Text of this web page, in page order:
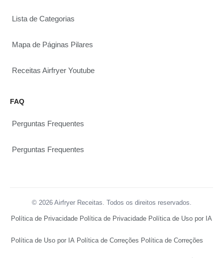
Lista de Categorias
Mapa de Páginas Pilares
Receitas Airfryer Youtube
FAQ
Perguntas Frequentes
Perguntas Frequentes
© 2026 Airfryer Receitas. Todos os direitos reservados.
Política de Privacidade Política de Privacidade Política de Uso por IA
Política de Uso por IA Política de Correções Política de Correções